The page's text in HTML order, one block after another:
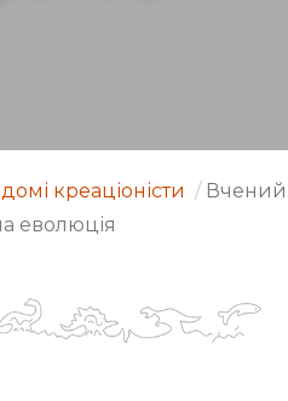
креаціоністи / Вчений
еволюція